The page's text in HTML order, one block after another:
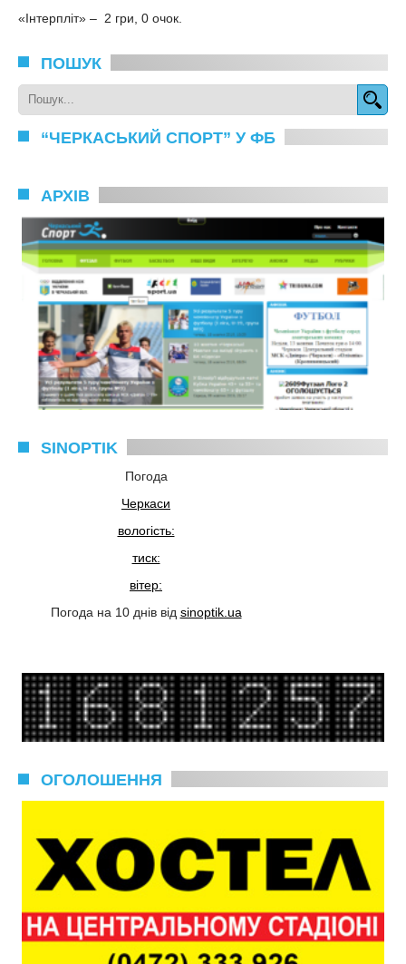
«Інтерпліт» – 2 гри, 0 очок.
ПОШУК
“ЧЕРКАСЬКИЙ СПОРТ” У ФБ
АРХІВ
SINOPTIK
Погода
Черкаси
вологість:
тиск:
вітер:
Погода на 10 днів від sinoptik.ua
ОГОЛОШЕННЯ